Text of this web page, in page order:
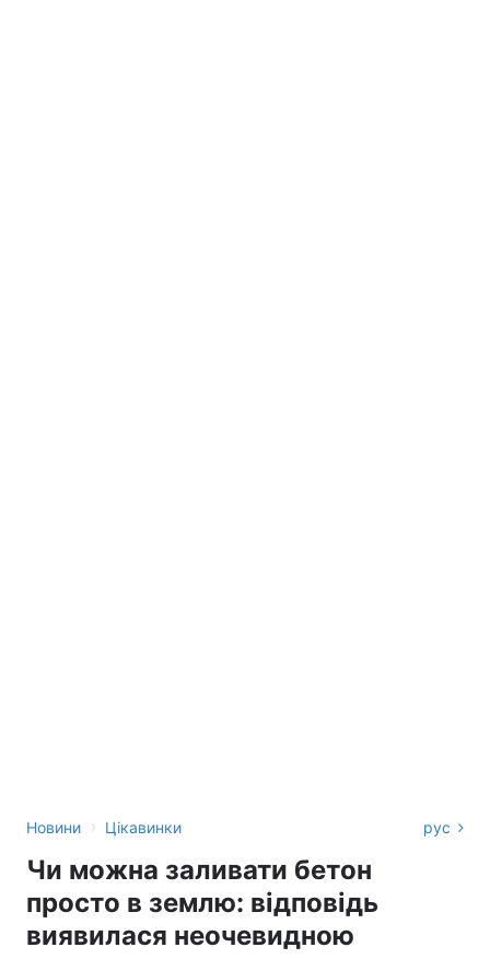
Новини › Цікавинки рус
Чи можна заливати бетон
просто в землю: відповідь
виявилася неочевидною